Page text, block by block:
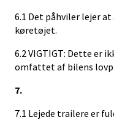
6.1 Det påhviler lejer
køretøjet.
6.2 VIGTIGT: Dette er
omfattet af bilens
7.
7.1 Lejede trailere er